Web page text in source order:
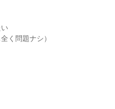
く問題ナシ）